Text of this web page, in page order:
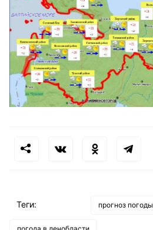
Теги: прогноз погоды